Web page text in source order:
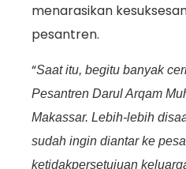
menarasikan
pesantren.
“Saat itu, begitu banyak
Pesantren Darul Arqam
Makassar. Lebih-lebih
sudah ingin diantar ke
ketidakpersetujuan